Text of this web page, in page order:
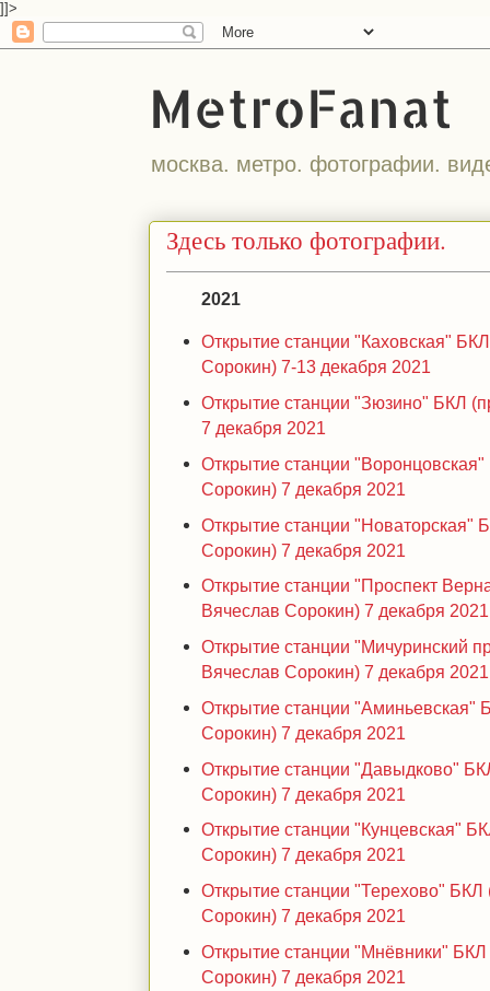
]]>
MetroFanat
москва. метро. фотографии.
Здесь только фотографии.
2021
Открытие станции "Каховская"
Сорокин) 7-13 декабря 2021
Открытие станции "Зюзино" БКЛ
7 декабря 2021
Открытие станции
Сорокин) 7 декабря 2021
Открытие станции "Новаторская"
Сорокин) 7 декабря 2021
Открытие станции "Проспект
Вячеслав Сорокин) 7 декабря 2021
Открытие станции "Мичуринский
Вячеслав Сорокин) 7 декабря 2021
Открытие станции "Аминьевская"
Сорокин) 7 декабря 2021
Открытие станции "Давыдково"
Сорокин) 7 декабря 2021
Открытие станции "Кунцевская"
Сорокин) 7 декабря 2021
Открытие станции "Терехово" БКЛ
Сорокин) 7 декабря 2021
Открытие станции "Мнёвники"
Сорокин) 7 декабря 2021